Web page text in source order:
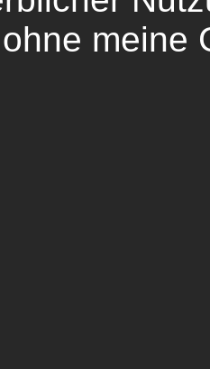
meine